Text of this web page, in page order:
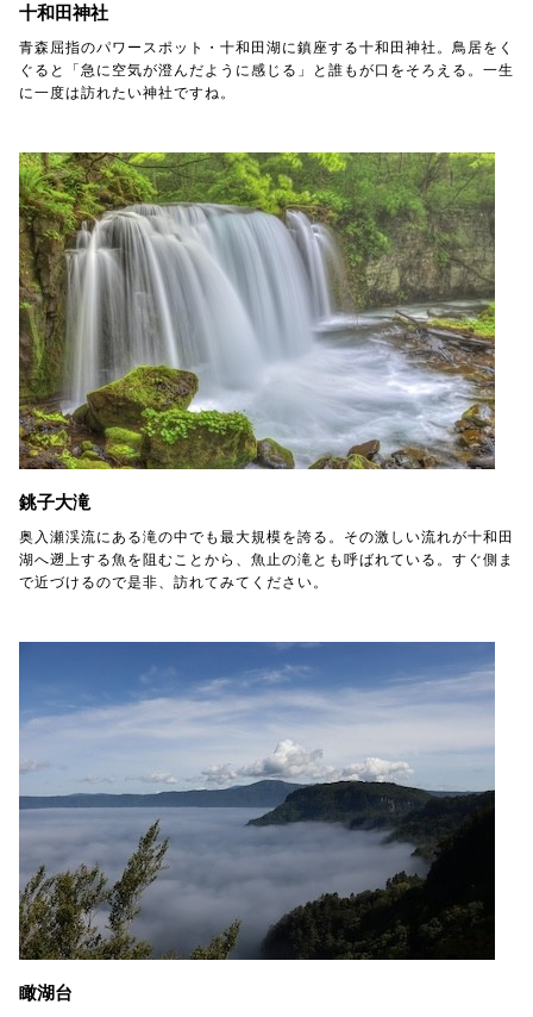
十和田神社
青森屈指のパワースポット・十和田湖に鎮座する十和田神社。鳥居をく
ぐると「急に空気が澄んだように感じる」と誰もが口をそろえる。一生
に一度は訪れたい神社ですね。
銚子大滝
奥入瀬渓流にある滝の中でも最大規模を誇る。その激しい流れが十和田
湖へ遡上する魚を阻むことから、魚止の滝とも呼ばれている。すぐ側ま
で近づけるので是非、訪れてみてください。
瞰湖台